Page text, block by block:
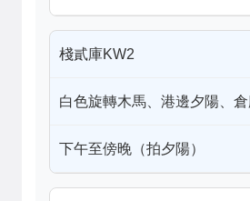
棧貳庫KW2
白色旋轉木馬、港邊夕陽、
下午至傍晚（拍夕陽）